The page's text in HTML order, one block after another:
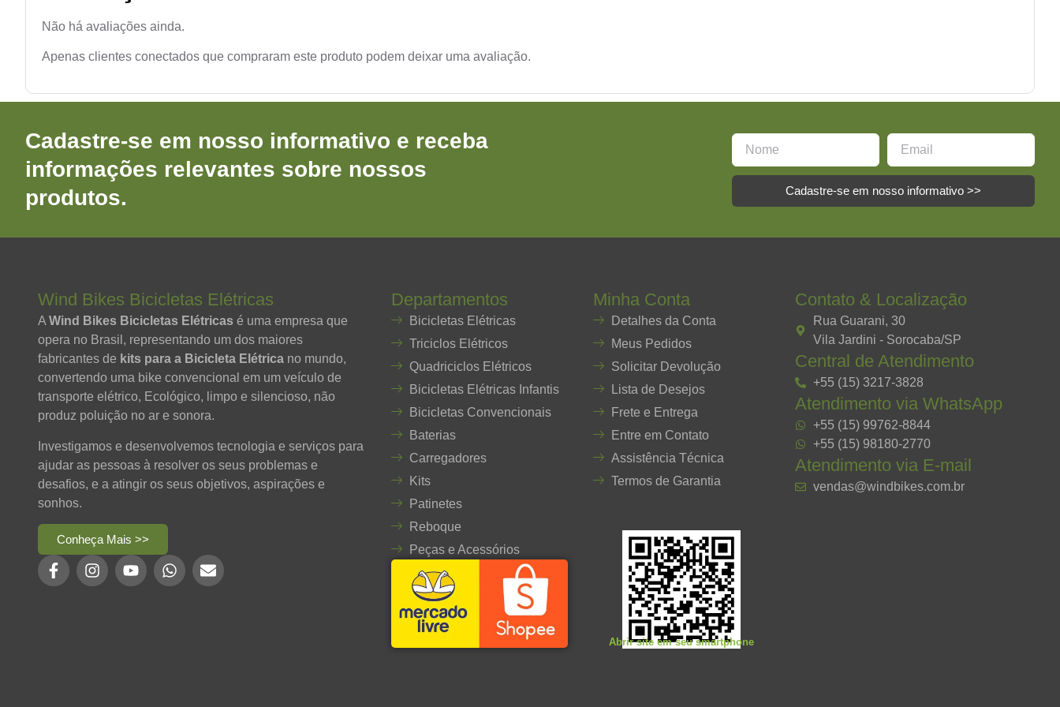
Não há avaliações ainda.
Apenas clientes conectados que compraram este produto podem deixar uma avaliação.
Cadastre-se em nosso informativo e receba
informações relevantes sobre nossos
produtos.
Cadastre-se em nosso informativo >>
Wind Bikes Bicicletas Elétricas
AWind Bikes Bicicletas Elétricas é uma empresa que
opera no Brasil, representando um dos maiores
fabricantes de kits para a Bicicleta Elétrica no mundo,
convertendo uma bike convencional em um veículo de
transporte elétrico, Ecológico, limpo e silencioso, não
produz poluição no ar e sonora.
Investigamos e desenvolvemos tecnologia e serviços para
ajudar as pessoas à resolver os seus problemas e
desafios, e a atingir os seus objetivos, aspirações e
sonhos.
Conheça Mais >>
Departamentos
Bicicletas Elétricas
Triciclos Elétricos
Quadriciclos Elétricos
Bicicletas Elétricas Infantis
Bicicletas Convencionais
Baterias
Carregadores
Kits
Patinetes
Reboque
Peças e Acessórios
Minha Conta
Detalhes da Conta
Meus Pedidos
Solicitar Devolução
Lista de Desejos
Frete e Entrega
Entre em Contato
Assistência Técnica
Termos de Garantia
Abrir site em seu smartphone
Contato & Localização
Rua Guarani, 30
Vila Jardini - Sorocaba/SP
Central de Atendimento
+55 (15) 3217-3828
Atendimento via WhatsApp
+55 (15) 99762-8844
+55 (15) 98180-2770
Atendimento via E-mail
vendas@windbikes.com.br